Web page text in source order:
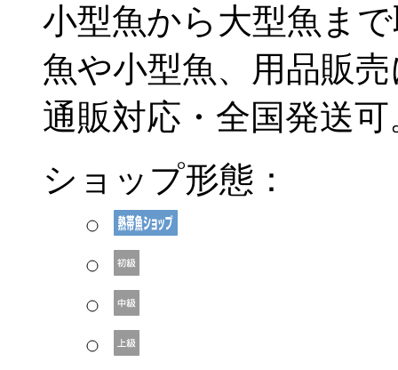
小型魚から大型魚ま
魚や小型魚、用品販
通販対応・全国発送可
ショップ形態：